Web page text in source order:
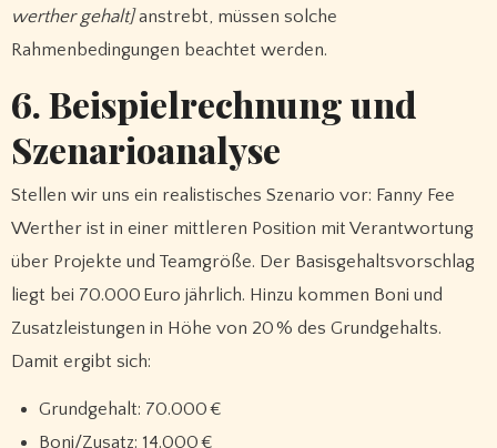
werther gehalt]anstrebt, müssen solche
Rahmenbedingungen beachtet werden.
6. Beispielrechnung und
Szenarioanalyse
Stellen wir uns ein realistisches Szenario vor: Fanny Fee
Werther ist in einer mittleren Position mit Verantwortung
über Projekte und Teamgröße. Der Basisgehaltsvorschlag
liegt bei 70.000 Euro jährlich. Hinzu kommen Boni und
Zusatzleistungen in Höhe von 20 % des Grundgehalts.
Damit ergibt sich:
Grundgehalt: 70.000 €
Boni/Zusatz: 14.000 €